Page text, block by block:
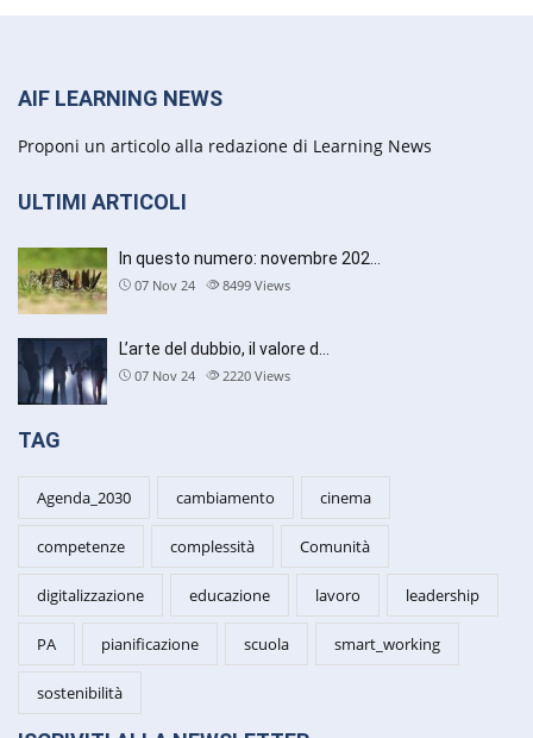
AIF LEARNING NEWS
Proponi un articolo alla redazione di Learning News
ULTIMI ARTICOLI
In questo numero: novembre 202…
07 Nov 24 8499 Views
L’arte del dubbio, il valore d…
07 Nov 24 2220 Views
TAG
Agenda_2030 cambiamento cinema
competenze complessità Comunità
digitalizzazione educazione lavoro leadership
PA pianificazione scuola smart_working
sostenibilità